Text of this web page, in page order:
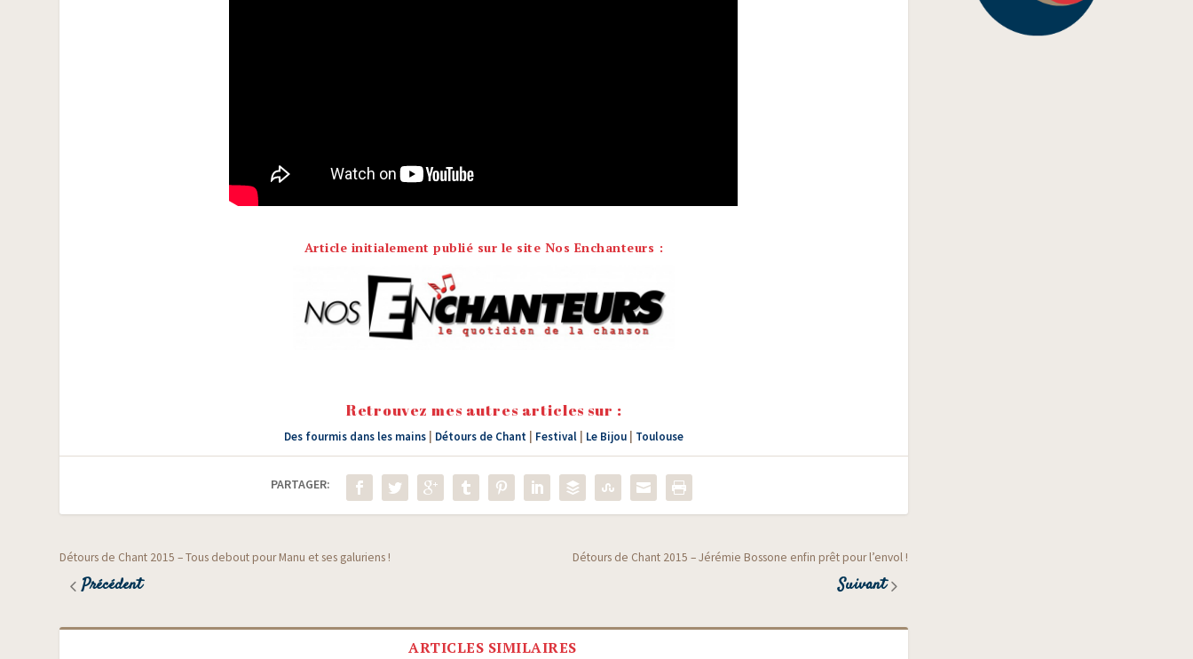
Article initialement publié sur le site Nos Enchanteurs :
Retrouvez mes autres articles sur :
Des fourmis dans les mains Détours de Chant Festival Le Bijou Toulouse
PARTAGER:
Détours de Chant 2015 – Tous debout pour Manu et ses galuriens !
Précédent
Détours de Chant 2015 – Jérémie Bossone enfin prêt pour l’envol !
Suivant
ARTICLES SIMILAIRES